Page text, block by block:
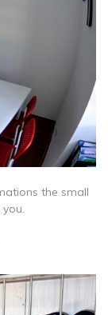
the small